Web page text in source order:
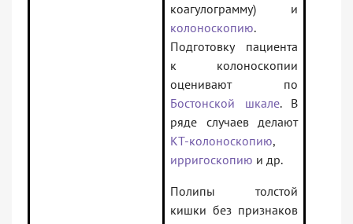
коагулограмму) и
колоноскопию.
Подготовку пациента
к колоноскопии
оценивают по
Бостонской шкале. В
ряде случаев делают
КТ-колоноскопию,
ирригоскопию и др.
Полипы толстой
кишки без признаков